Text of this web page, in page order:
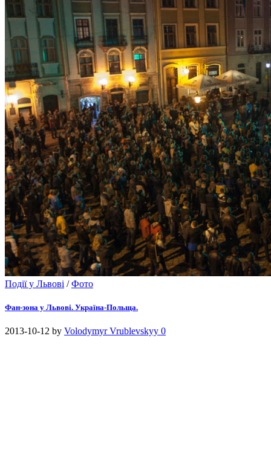
Події у Львові /Фото
Фан-зона у Львові. Україна-Польща.
2013-10-12 by Volodymyr Vrublevskyy 0